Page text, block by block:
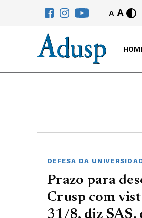
A A
DEFESA DA
Prazo para
Crusp com
31/8, diz SAS,